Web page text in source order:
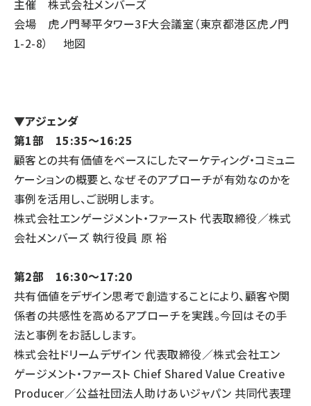
主催 株式会社メンバーズ
会場 虎ノ門琴平タワー3F大会議室（東京都港区虎ノ門
1-2-8） 地図
▼アジェンダ
第1部 15:35～16:25
顧客との共有価値をベースにしたマーケティング・コミュニ
ケーションの概要と、なぜそのアプローチが有効なのかを
事例を活用し、ご説明します。
株式会社エンゲージメント・ファースト 代表取締役／株式
会社メンバーズ 執行役員 原 裕
第2部 16:30～17:20
共有価値をデザイン思考で創造することにより、顧客や関
係者の共感性を高めるアプローチを実践。今回はその手
法と事例をお話しします。
株式会社ドリームデザイン 代表取締役／株式会社エン
ゲージメント・ファースト Chief Shared Value Creative
Producer／公益社団法人助けあいジャパン 共同代表理